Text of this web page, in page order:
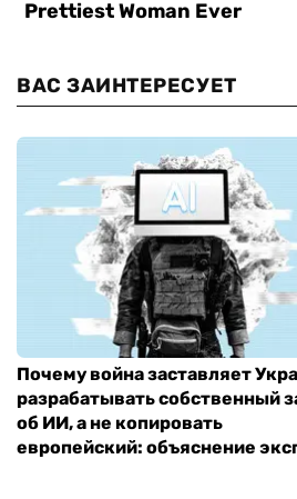
ВАС ЗАИНТЕРЕСУЕТ
Почему война заставляет
разрабатывать собственный
об ИИ, а не копировать
европейский: объяснение